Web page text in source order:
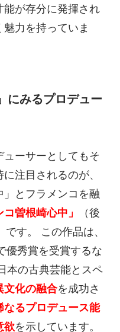
能が存分に発揮され
力を持っていま
にみるプロデュー
ーサーとしてもそ
注目されるのが、
とフラメンコを融
コ曽根崎心中」
（後
す。 この作品は、
優秀賞を受賞するな
本の古典芸能とスペ
文化の融合を成功さ
なるプロデュース能
欲を示しています。